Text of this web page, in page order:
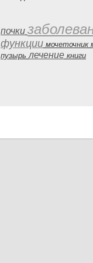
почки
функции мочеточник
пузырь лечение книги